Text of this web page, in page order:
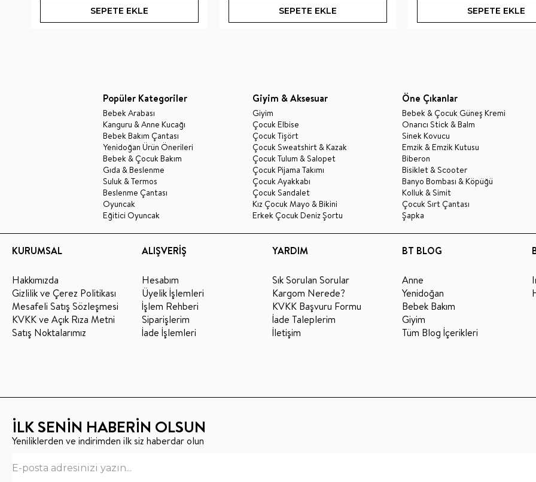
SEPETE EKLE SEPETE EKLE SEPETE EKLE
Popüler Kategoriler
Bebek Arabası
Kanguru & Anne Kucağı
Bebek Bakım Çantası
Yenidoğan Ürün Önerileri
Bebek & Çocuk Bakım
Gıda & Beslenme
Suluk & Termos
Beslenme Çantası
Oyuncak
Eğitici Oyuncak
Giyim & Aksesuar
Giyim
Çocuk Elbise
Çocuk Tişört
Çocuk Sweatshirt & Kazak
Çocuk Tulum & Salopet
Çocuk Pijama Takımı
Çocuk Ayakkabı
Çocuk Sandalet
Kız Çocuk Mayo & Bikini
Erkek Çocuk Deniz Şortu
Öne Çıkanlar
Bebek & Çocuk Güneş Kremi
Onarıcı Stick & Balm
Sinek Kovucu
Emzik & Emzik Kutusu
Biberon
Bisiklet & Scooter
Banyo Bombası & Köpüğü
Kolluk & Simit
Çocuk Sırt Çantası
Şapka
KURUMSAL
Hakkımızda
Gizlilik ve Çerez Politikası
Mesafeli Satış Sözleşmesi
KVKK ve Açık Rıza Metni
Satış Noktalarımız
ALIŞVERİŞ
Hesabım
Üyelik İşlemleri
İşlem Rehberi
Siparişlerim
İade İşlemleri
YARDIM
Sık Sorulan Sorular
Kargom Nerede?
KVKK Başvuru Formu
İade Taleplerim
İletişim
BT BLOG
Anne
Yenidoğan
Bebek Bakım
Giyim
Tüm Blog İçerikleri
İLK SENİN HABERİN OLSUN
Yeniliklerden ve indirimden ilk siz haberdar olun